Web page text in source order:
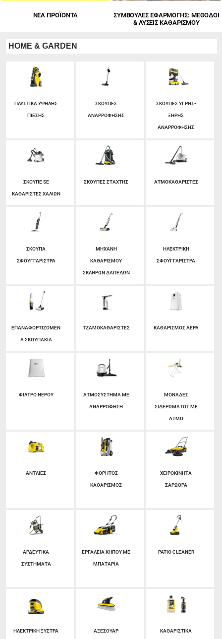
ΝΕΑ ΠΡΟΪΟΝΤΑ
ΣΥΜΒΟΥΛΕΣ ΕΦΑΡΜΟΓΗΣ: ΜΈΘΟΔΟΙ
& ΛΎΣΕΙΣ ΚΑΘΑΡΙΣΜΟΎ
HOME & GARDEN
ΠΛΥΣΤΙΚΑ ΥΨΗΛΗΣ
ΠΙΕΣΗΣ
ΣΚΟΥΠΕΣ
ΑΝΑΡΡΟΦΗΣΗΣ
ΣΚΟΥΠΕΣ ΥΓΡΗΣ-
ΞΗΡΗΣ
ΑΝΑΡΡΟΦΗΣΗΣ
ΣΚΟΥΠΕ SE
ΚΑΘΑΡΙΣΤΕΣ ΧΑΛΙΩΝ
ΣΚΟΥΠΕΣ ΣΤΑΧΤΗΣ ΑΤΜΟΚΑΘΑΡΙΣΤΕΣ
ΣΚΟΥΠΑ
ΣΦΟΥΓΓΑΡΙΣΤΡΑ
ΜΗΧΑΝΗ
ΚΑΘΑΡΙΣΜΟΥ
ΣΚΛΗΡΩΝ ΔΑΠΕΔΩΝ
ΗΛΕΚΤΡΙΚΗ
ΣΦΟΥΓΓΑΡΙΣΤΡΑ
ΕΠΑΝΑΦΟΡΤΙΖΟΜΕΝ
Α ΣΚΟΥΠΑΚΙΑ
ΤΖΑΜΟΚΑΘΑΡΙΣΤΕΣ ΚΑΘΑΡΙΣΜΟΣ ΑΕΡΑ
ΦΙΛΤΡΟ ΝΕΡΟΥ ΑΤΜΟΣΥΣΤΗΜΑ ΜΕ
ΑΝΑΡΡΟΦΗΣΗ
ΜΟΝΑΔΕΣ
ΣΙΔΕΡΩΜΑΤΟΣ ΜΕ
ΑΤΜΟ
ΑΝΤΛΙΕΣ ΦΟΡΗΤΟΣ
ΚΑΘΑΡΙΣΜΟΣ
ΧΕΙΡΟΚΙΝΗΤΑ
ΣΑΡΩΘΡΑ
ΑΡΔΕΥΤΙΚΑ
ΣΥΣΤΗΜΑΤΑ
ΕΡΓΑΛΕΙΑ ΚΗΠΟΥ ΜΕ
ΜΠΑΤΑΡΙΑ
PATIO CLEANER
ΗΛΕΚΤΡΙΚΗ ΞΥΣΤΡΑ ΑΞΕΣΟΥΑΡ ΚΑΘΑΡΙΣΤΙΚΑ